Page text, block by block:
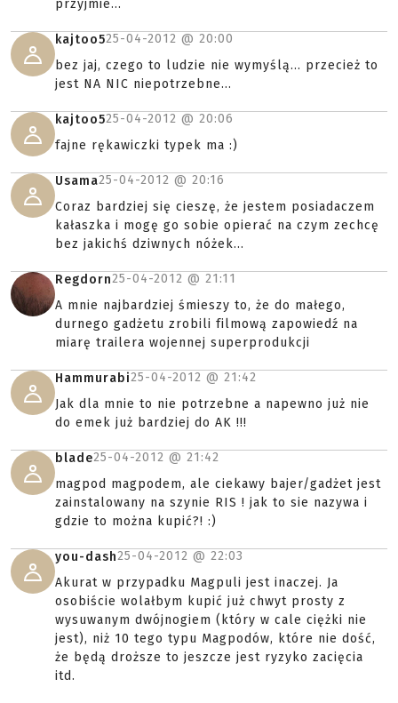
przyjmie...
kajtoo525-04-2012 @ 20:00
bez jaj, czego to ludzie nie wymyślą... przecież to
jest NA NIC niepotrzebne...
kajtoo525-04-2012 @ 20:06
fajne rękawiczki typek ma :)
Usama25-04-2012 @ 20:16
Coraz bardziej się cieszę, że jestem posiadaczem
kałaszka i mogę go sobie opierać na czym zechcę
bez jakichś dziwnych nóżek...
Regdorn25-04-2012 @ 21:11
A mnie najbardziej śmieszy to, że do małego,
durnego gadżetu zrobili filmową zapowiedź na
miarę trailera wojennej superprodukcji
Hammurabi25-04-2012 @ 21:42
Jak dla mnie to nie potrzebne a napewno już nie
do emek już bardziej do AK !!!
blade25-04-2012 @ 21:42
magpod magpodem, ale ciekawy bajer/gadżet jest
zainstalowany na szynie RIS ! jak to sie nazywa i
gdzie to można kupić?! :)
you-dash25-04-2012 @ 22:03
Akurat w przypadku Magpuli jest inaczej. Ja
osobiście wolałbym kupić już chwyt prosty z
wysuwanym dwójnogiem (który w cale ciężki nie
jest), niż 10 tego typu Magpodów, które nie dość,
że będą droższe to jeszcze jest ryzyko zacięcia
itd.